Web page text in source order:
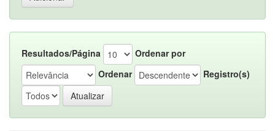
Resultados/Página
Ordenar por
Ordenar
Registro(s)